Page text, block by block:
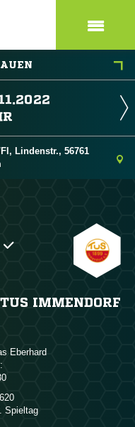
Lindenstr., 56761
TUS IMMENDORF

Spieltag